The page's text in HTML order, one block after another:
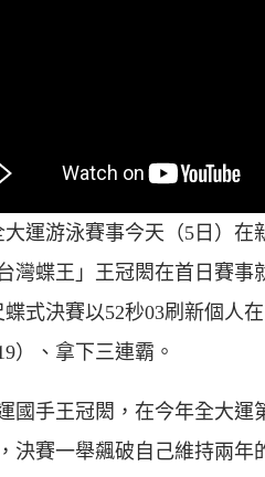
大運游泳賽事今天（5日）
灣蝶王」王冠閎在首日賽事
蝶式決賽以52秒03刷新個人
）、拿下三連霸。
國手王冠閎，在今年全大運
決賽一舉飆破自己維持兩年